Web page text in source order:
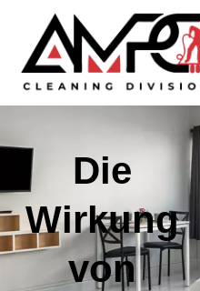
Die
Wirkung
von